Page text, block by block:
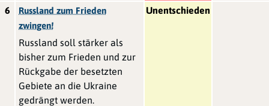
6
Russland zum Frieden
zwingen!
Russland soll stärker als
bisher zum Frieden und zur
Rückgabe der besetzten
Gebiete an die Ukraine
gedrängt werden.
Unentschieden